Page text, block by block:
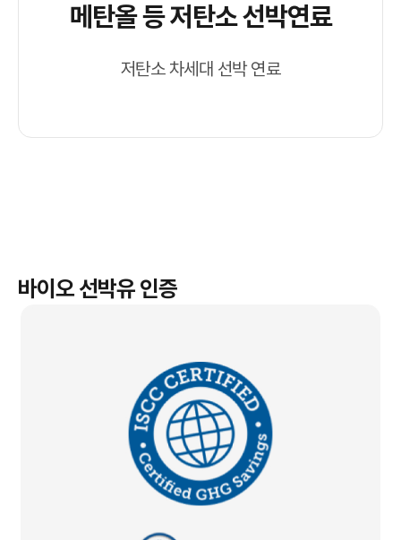
메탄올 등 저탄소 선박연료
저탄소 차세대 선박 연료
바이오 선박유 인증